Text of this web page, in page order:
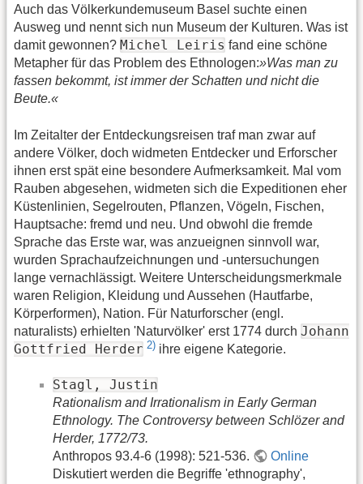
Auch das Völkerkundemuseum Basel suchte einen
Ausweg und nennt sich nun Museum der Kulturen. Was ist
damit gewonnen? Michel Leiris fand eine schöne
Metapher für das Problem des Ethnologen:»Was man zu
fassen bekommt, ist immer der Schatten und nicht die
Beute.«
Im Zeitalter der Entdeckungsreisen traf man zwar auf
andere Völker, doch widmeten Entdecker und Erforscher
ihnen erst spät eine besondere Aufmerksamkeit. Mal vom
Rauben abgesehen, widmeten sich die Expeditionen eher
Küstenlinien, Segelrouten, Pflanzen, Vögeln, Fischen,
Hauptsache: fremd und neu. Und obwohl die fremde
Sprache das Erste war, was anzueignen sinnvoll war,
wurden Sprachaufzeichnungen und -untersuchungen
lange vernachlässigt. Weitere Unterscheidungsmerkmale
waren Religion, Kleidung und Aussehen (Hautfarbe,
Körperformen), Nation. Für Naturforscher (engl.
naturalists) erhielten 'Naturvölker' erst 1774 durch Johann
Gottfried Herder 2) ihre eigene Kategorie.
Stagl, Justin
Rationalism and Irrationalism in Early German
Ethnology. The Controversy between Schlözer and
Herder, 1772/73.
Anthropos 93.4-6 (1998): 521-536.
Online
Diskutiert werden die Begriffe 'ethnography',